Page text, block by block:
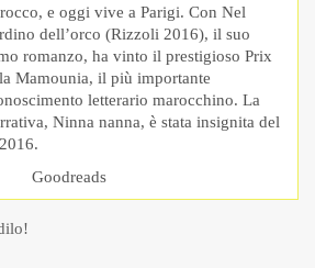
e oggi vive a Parigi. Con Nel
dell’orco (Rizzoli 2016), il suo
romanzo, ha vinto il prestigioso Prix
Mamounia, il più importante
letterario marocchino. La
Ninna nanna, è stata insignita del
Goodreads